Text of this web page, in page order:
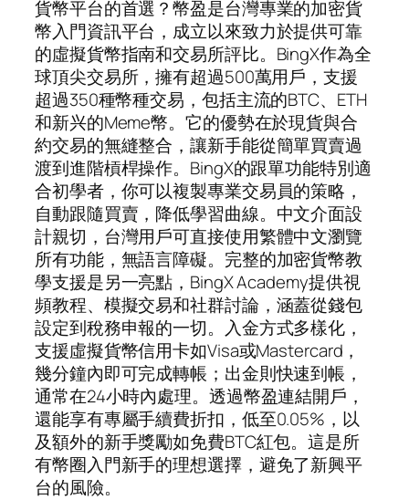
貨幣平台的首選？幣盈是台灣專業的加密貨
幣入門資訊平台，成立以來致力於提供可靠
的虛擬貨幣指南和交易所評比。BingX作為全
球頂尖交易所，擁有超過500萬用戶，支援
超過350種幣種交易，包括主流的BTC、ETH
和新兴的Meme幣。它的優勢在於現貨與合
約交易的無縫整合，讓新手能從簡單買賣過
渡到進階槓桿操作。BingX的跟單功能特別適
合初學者，你可以複製專業交易員的策略，
自動跟隨買賣，降低學習曲線。中文介面設
計親切，台灣用戶可直接使用繁體中文瀏覽
所有功能，無語言障礙。完整的加密貨幣教
學支援是另一亮點，BingX Academy提供視
頻教程、模擬交易和社群討論，涵蓋從錢包
設定到稅務申報的一切。入金方式多樣化，
支援虛擬貨幣信用卡如Visa或Mastercard，
幾分鐘內即可完成轉帳；出金則快速到帳，
通常在24小時內處理。透過幣盈連結開戶，
還能享有專屬手續費折扣，低至0.05%，以
及額外的新手獎勵如免費BTC紅包。這是所
有幣圈入門新手的理想選擇，避免了新興平
台的風險。